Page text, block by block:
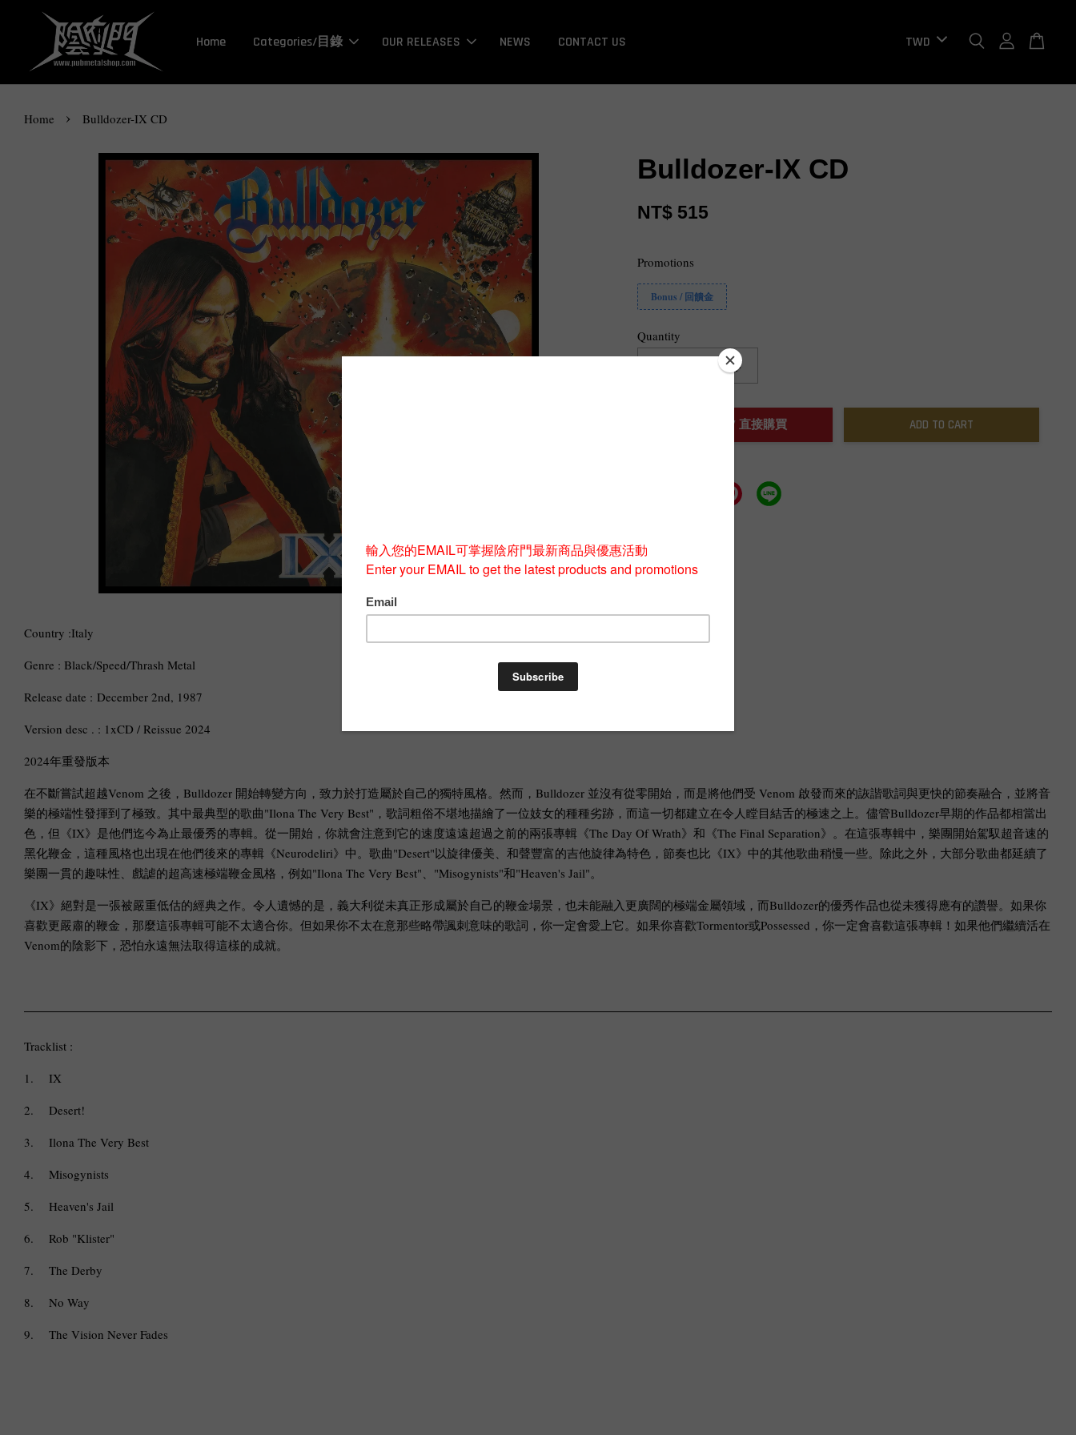
Home Categories/目錄 OUR RELEASES NEWS CONTACT US
Home › Bulldozer-IX CD
Bulldozer-IX CD
NT$ 515
Promotions
Bonus / 回饋金
Quantity
+
BUY NOW / 直接購買 ADD TO CART
Country :Italy
Genre : Black/Speed/Thrash Metal
Release date : December 2nd, 1987
Version desc . : 1xCD / Reissue 2024
2024年重發版本
在不斷嘗試超越Venom 之後，Bulldozer 開始轉變方向，致力於打造屬於自己的獨特風格。然而，Bulldozer 並沒有從零開始，而是將他們受 Venom 啟發而來的詼諧歌詞與更快的節奏融合，並將音
樂的極端性發揮到了極致。其中最典型的歌曲"Ilona The Very Best"，歌詞粗俗不堪地描繪了一位妓女的種種劣跡，而這一切都建立在令人瞠目結舌的極速之上。儘管Bulldozer早期的作品都相當出
色，但《IX》是他們迄今為止最優秀的專輯。從一開始，你就會注意到它的速度遠遠超過之前的兩張專輯《The Day Of Wrath》和《The Final Separation》。在這張專輯中，樂團開始駕馭超音速的
黑化鞭金，這種風格也出現在他們後來的專輯《Neurodeliri》中。歌曲"Desert"以旋律優美、和聲豐富的吉他旋律為特色，節奏也比《IX》中的其他歌曲稍慢一些。除此之外，大部分歌曲都延續了
樂團一貫的趣味性、戲謔的超高速極端鞭金風格，例如"Ilona The Very Best"、"Misogynists"和"Heaven's Jail"。
《IX》絕對是一張被嚴重低估的經典之作。令人遺憾的是，義大利從未真正形成屬於自己的鞭金場景，也未能融入更廣闊的極端金屬領域，而Bulldozer的優秀作品也從未獲得應有的讚譽。如果你
喜歡更嚴肅的鞭金，那麼這張專輯可能不太適合你。但如果你不太在意那些略帶諷刺意味的歌詞，你一定會愛上它。如果你喜歡Tormentor或Possessed，你一定會喜歡這張專輯！如果他們繼續活在
Venom的陰影下，恐怕永遠無法取得這樣的成就。
Tracklist :
1.
IX
2.
Desert!
3.
Ilona The Very Best
4.
Misogynists
5.
Heaven's Jail
6.
Rob "Klister"
7.
The Derby
8.
No Way
9.
The Vision Never Fades